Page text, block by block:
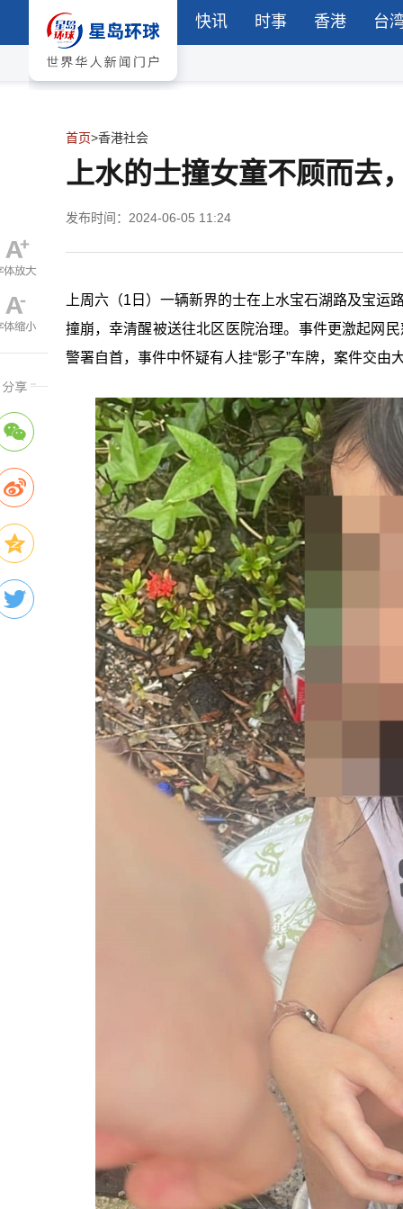
快讯 时事 香港 台
首页>香港社会
上水的士撞女童不顾而去
发布时间：2024-06-05 11:24
上周六（1 日）一辆新界的士在上水宝石湖路及宝运
撞崩，幸清醒被送往北区医院治理。事件更激起网
警署自首，事件中怀疑有人挂“影子”车牌，案件交由